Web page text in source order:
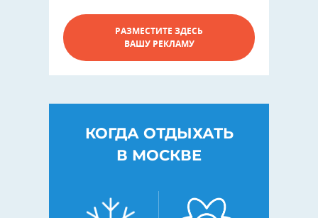
РАЗМЕСТИТЕ ЗДЕСЬ
ВАШУ РЕКЛАМУ
КОГДА ОТДЫХАТЬ
В МОСКВЕ